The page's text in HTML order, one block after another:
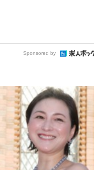
Sponsored by